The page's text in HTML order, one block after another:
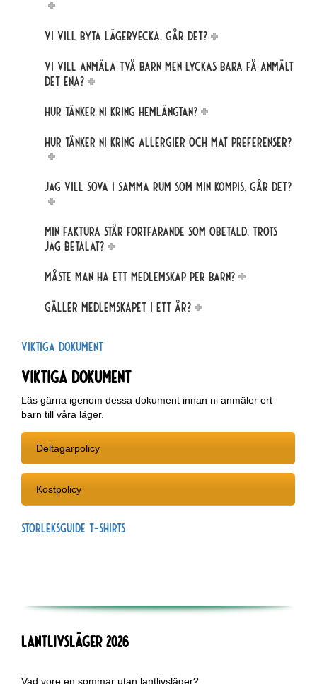
Vi vill byta lägervecka, går det?
Vi vill anmäla två barn men lyckas bara få anmält
det ena?
Hur tänker ni kring hemlängtan?
Hur tänker ni kring allergier och mat preferenser?
Jag vill sova i samma rum som min kompis, går det?
Min faktura står fortfarande som obetald, trots
jag betalat?
Måste man ha ett medlemskap per barn?
Gäller medlemskapet i ett år?
Viktiga dokument
Viktiga dokument
Läs gärna igenom dessa dokument innan ni anmäler ert
barn till våra läger.
Deltagarpolicy
Kostpolicy
Storleksguide T-shirts
Lantlivsläger 2026
Vad vore en sommar utan lantlivsläger?